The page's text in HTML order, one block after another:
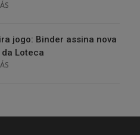
jogo: Binder assina nova
Loteca